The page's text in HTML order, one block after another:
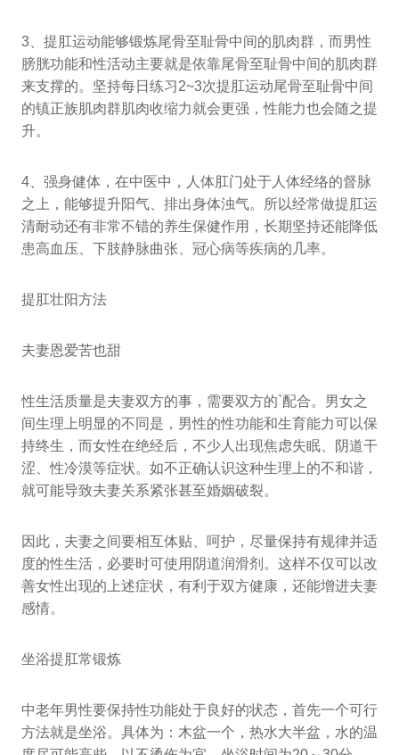
3、提肛运动能够锻炼尾骨至耻骨中间的肌肉群，而男性
膀胱功能和性活动主要就是依靠尾骨至耻骨中间的肌肉群
来支撑的。坚持每日练习2~3次提肛运动尾骨至耻骨中间
的镇正族肌肉群肌肉收缩力就会更强，性能力也会随之提
升。
4、强身健体，在中医中，人体肛门处于人体经络的督脉
之上，能够提升阳气、排出身体浊气。所以经常做提肛运
清耐动还有非常不错的养生保健作用，长期坚持还能降低
患高血压、下肢静脉曲张、冠心病等疾病的几率。
提肛壮阳方法
夫妻恩爱苦也甜
性生活质量是夫妻双方的事，需要双方的`配合。男女之
间生理上明显的不同是，男性的性功能和生育能力可以保
持终生，而女性在绝经后，不少人出现焦虑失眠、阴道干
涩、性冷漠等症状。如不正确认识这种生理上的不和谐，
就可能导致夫妻关系紧张甚至婚姻破裂。
因此，夫妻之间要相互体贴、呵护，尽量保持有规律并适
度的性生活，必要时可使用阴道润滑剂。这样不仅可以改
善女性出现的上述症状，有利于双方健康，还能增进夫妻
感情。
坐浴提肛常锻炼
中老年男性要保持性功能处于良好的状态，首先一个可行
方法就是坐浴。具体为：木盆一个，热水大半盆，水的温